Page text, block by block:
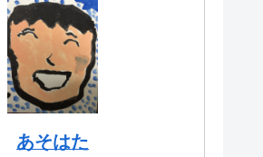
あそはた